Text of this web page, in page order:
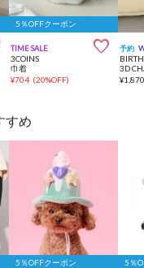
5％OFFクーポン
TIME SALE 
3COINS
巾着
¥704 (20%OFF)
予約
¥
すめ
5％OFFクーポン 5％